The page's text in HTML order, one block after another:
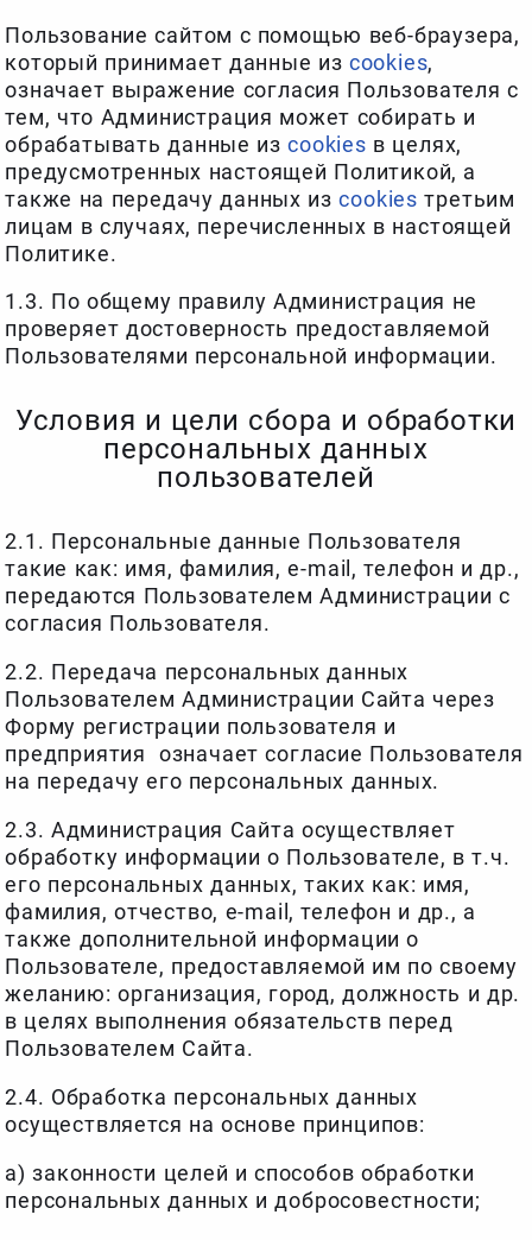
Пользование сайтом с помощью веб-браузера,
который принимает данные из cookies,
означает выражение согласия Пользователя с
тем, что Администрация может собирать и
обрабатывать данные изcookies в целях,
предусмотренных настоящей Политикой, а
также на передачу данных изcookies третьим
лицам в случаях, перечисленных в настоящей
Политике.
1.3. По общему правилу Администрация не
проверяет достоверность предоставляемой
Пользователями персональной информации.
Условия и цели сбора и обработки
персональных данных
пользователей
2.1. Персональные данные Пользователя
такие как: имя, фамилия, e-mail, телефон и др.,
передаются Пользователем Администрации с
согласия Пользователя.
2.2. Передача персональных данных
Пользователем Администрации Сайта через
Форму регистрации пользователя и
предприятия означает согласие Пользователя
на передачу его персональных данных.
2.3. Администрация Сайта осуществляет
обработку информации о Пользователе, в т.ч.
его персональных данных, таких как: имя,
фамилия, отчество, e-mail, телефон и др., а
также дополнительной информации о
Пользователе, предоставляемой им по своему
желанию: организация, город, должность и др.
в целях выполнения обязательств перед
Пользователем Сайта.
2.4. Обработка персональных данных
осуществляется на основе принципов:
а) законности целей и способов обработки
персональных данных и добросовестности;